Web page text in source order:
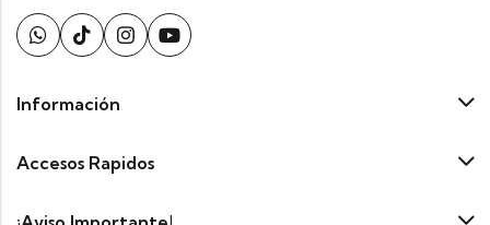
Información
Accesos Rapidos